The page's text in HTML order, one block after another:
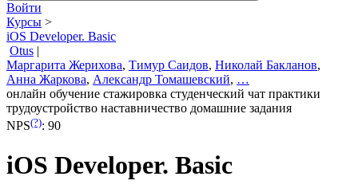
Войти
Курсы >
iOS Developer. Basic
Otus |
Маргарита Жерихова, Тимур Саидов, Николай Бакланов,
Анна Жаркова, Александр Томашевский, …
онлайн обучение стажировка студенческий чат практики
трудоустройство наставничество домашние задания
NPS(?): 90
iOS Developer. Basic